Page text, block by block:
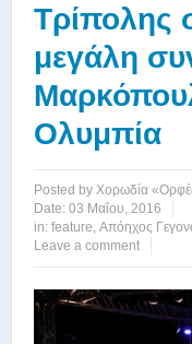
Τρίπολης
μεγάλη
Ολυμπία
Posted by Χορωδία
Date: 03 Μαΐου, 2016
in: feature Απόηχος
Leave a comment